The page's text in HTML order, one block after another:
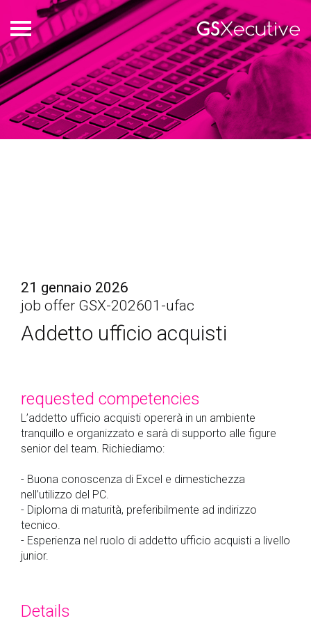
who
we
are
offers
21 gennaio 2026
job offer GSX-202601-ufac
Addetto ufficio acquisti
requested competencies
L’addetto ufficio acquisti opererà in un ambiente
tranquillo e organizzato e sarà di supporto alle figure
senior del team. Richiediamo:
- Buona conoscenza di Excel e dimestichezza
nell’utilizzo del PC.
- Diploma di maturità, preferibilmente ad indirizzo
tecnico.
- Esperienza nel ruolo di addetto ufficio acquisti a livello
junior.
Details